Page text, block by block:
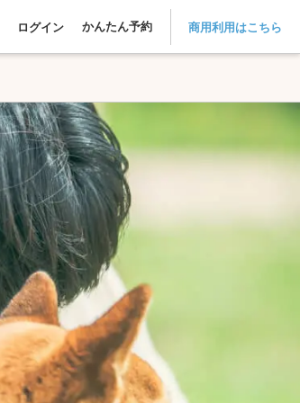
ログイン かんたん予約 商用利用はこちら